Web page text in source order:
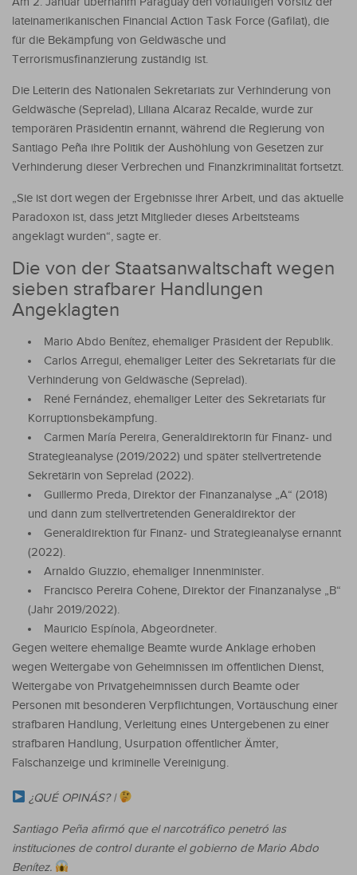
lateinamerikanischen Financial Action Task Force (Gafilat), die
für die Bekämpfung von Geldwäsche und
Terrorismusfinanzierung zuständig ist.
Die Leiterin des Nationalen Sekretariats zur Verhinderung von
Geldwäsche (Seprelad), Liliana Alcaraz Recalde, wurde zur
temporären Präsidentin ernannt, während die Regierung von
Santiago Peña ihre Politik der Aushöhlung von Gesetzen zur
Verhinderung dieser Verbrechen und Finanzkriminalität fortsetzt.
„Sie ist dort wegen der Ergebnisse ihrer Arbeit, und das aktuelle
Paradoxon ist, dass jetzt Mitglieder dieses Arbeitsteams
angeklagt wurden“, sagte er.
Die von der Staatsanwaltschaft wegen
sieben strafbarer Handlungen
Angeklagten
Mario Abdo Benítez, ehemaliger Präsident der Republik.
Carlos Arregui, ehemaliger Leiter des Sekretariats für die
Verhinderung von Geldwäsche (Seprelad).
René Fernández, ehemaliger Leiter des Sekretariats für
Korruptionsbekämpfung.
Carmen María Pereira, Generaldirektorin für Finanz- und
Strategieanalyse (2019/2022) und später stellvertretende
Sekretärin von Seprelad (2022).
Guillermo Preda, Direktor der Finanzanalyse „A“ (2018)
und dann zum stellvertretenden Generaldirektor der
Generaldirektion für Finanz- und Strategieanalyse ernannt
(2022).
Arnaldo Giuzzio, ehemaliger Innenminister.
Francisco Pereira Cohene, Direktor der Finanzanalyse „B“
(Jahr 2019/2022).
Mauricio Espínola, Abgeordneter.
Gegen weitere ehemalige Beamte wurde Anklage erhoben
wegen Weitergabe von Geheimnissen im öffentlichen Dienst,
Weitergabe von Privatgeheimnissen durch Beamte oder
Personen mit besonderen Verpflichtungen, Vortäuschung einer
strafbaren Handlung, Verleitung eines Untergebenen zu einer
strafbaren Handlung, Usurpation öffentlicher Ämter,
Falschanzeige und kriminelle Vereinigung.
¿QUÉ OPINÁS? |
Santiago Peña afirmó que el narcotráfico penetró las
instituciones de control durante el gobierno de Mario Abdo
Benítez.